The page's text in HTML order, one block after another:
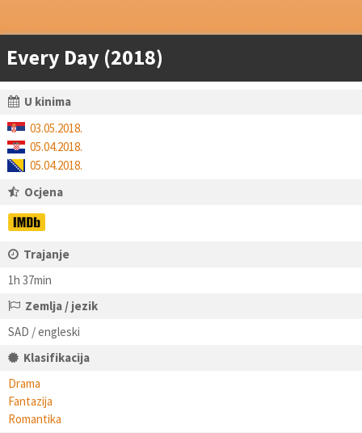
Every Day (2018)
U kinima
03.05.2018.
05.04.2018.
05.04.2018.
Ocjena
Trajanje
1h 37min
Zemlja / jezik
SAD / engleski
Klasifikacija
Drama
Fantazija
Romantika